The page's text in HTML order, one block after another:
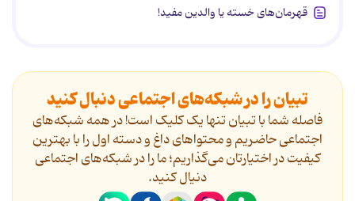
قهرمان‌های خسته یا والدین مفید!
تبیان را در شبکه‌های اجتماعی دنبال کنید
فاصله شما با تبیان تنها یک کلیک است! در همه شبکه‌های
اجتماعی حاضریم و محتواهای داغ و دسته اول را با بهترین
کیفیت در اختیارتان می‌گذاریم؛ ما را در شبکه‌های اجتماعی
دنیال کنید.